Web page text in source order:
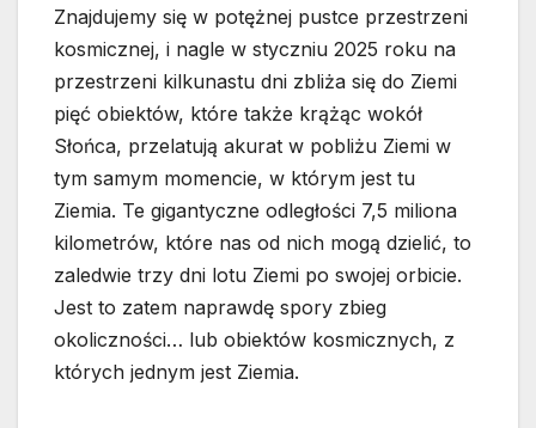
Znajdujemy się w potężnej pustce przestrzeni
kosmicznej, i nagle w styczniu 2025 roku na
przestrzeni kilkunastu dni zbliża się do Ziemi
pięć obiektów, które także krążąc wokół
Słońca, przelatują akurat w pobliżu Ziemi w
tym samym momencie, w którym jest tu
Ziemia. Te gigantyczne odległości 7,5 miliona
kilometrów, które nas od nich mogą dzielić, to
zaledwie trzy dni lotu Ziemi po swojej orbicie.
Jest to zatem naprawdę spory zbieg
okoliczności… lub obiektów kosmicznych, z
których jednym jest Ziemia.